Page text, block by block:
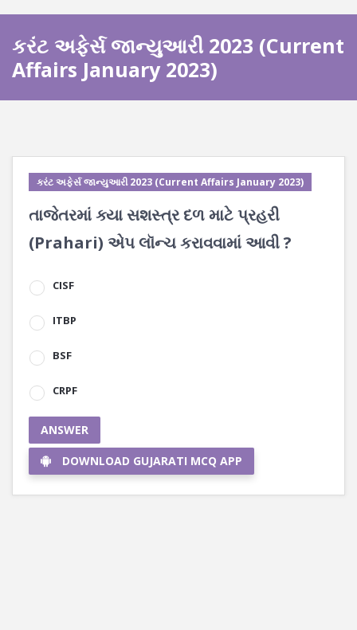
કરંટ અફેર્સ જાન્યુઆરી 2023 (Current
Affairs January 2023)
કરંટ અફેર્સ જાન્યુઆરી 2023 (Current Affairs January 2023)
તાજેતરમાં ક્યા સશસ્ત્ર દળ માટે પ્રહરી
(Prahari) એપ લૉન્ચ કરાવવામાં આવી ?
CISF
ITBP
BSF
CRPF
ANSWER
DOWNLOAD GUJARATI MCQ APP